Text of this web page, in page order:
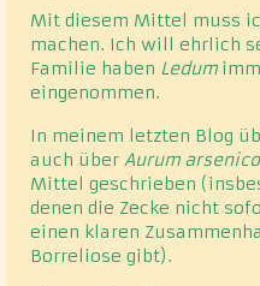
Mit diesem Mittel muss
machen. Ich will ehrlich
Familie haben Ledum
eingenommen.
In meinem letzten Blog
auch über Aurum
Mittel geschrieben
denen die Zecke nicht
einen klaren
Borreliose gibt).